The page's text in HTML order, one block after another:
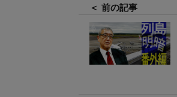
＜ 前の記事